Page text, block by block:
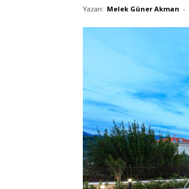
Yazan: Melek Güner Akman -